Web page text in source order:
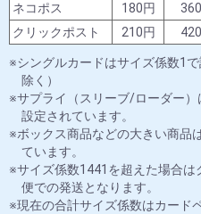
ネコポス
180円
クリックポスト
210円
シングルカードはサイズ係数1
除く）
サプライ（スリーブ/ローダー
設定されています。
ボックス商品などの大きい商品
ています。
サイズ係数1441を超えた場合
便での発送となります。
現在の合計サイズ係数はカード